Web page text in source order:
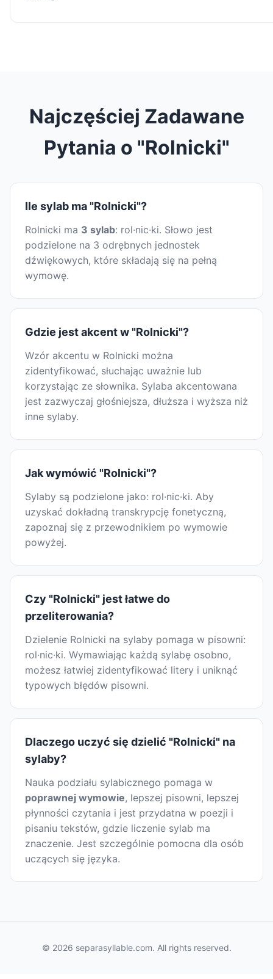
Najczęściej Zadawane
Pytania o "Rolnicki"
Ile sylab ma "Rolnicki"?
Rolnicki ma 3 sylab: rol·nic·ki. Słowo jest
podzielone na 3 odrębnych jednostek
dźwiękowych, które składają się na pełną
wymowę.
Gdzie jest akcent w "Rolnicki"?
Wzór akcentu w Rolnicki można
zidentyfikować, słuchając uważnie lub
korzystając ze słownika. Sylaba akcentowana
jest zazwyczaj głośniejsza, dłuższa i wyższa niż
inne sylaby.
Jak wymówić "Rolnicki"?
Sylaby są podzielone jako: rol·nic·ki. Aby
uzyskać dokładną transkrypcję fonetyczną,
zapoznaj się z przewodnikiem po wymowie
powyżej.
Czy "Rolnicki" jest łatwe do
przeliterowania?
Dzielenie Rolnicki na sylaby pomaga w pisowni:
rol·nic·ki. Wymawiając każdą sylabę osobno,
możesz łatwiej zidentyfikować litery i uniknąć
typowych błędów pisowni.
Dlaczego uczyć się dzielić "Rolnicki" na
sylaby?
Nauka podziału sylabicznego pomaga w
poprawnej wymowie, lepszej pisowni, lepszej
płynności czytania i jest przydatna w poezji i
pisaniu tekstów, gdzie liczenie sylab ma
znaczenie. Jest szczególnie pomocna dla osób
uczących się języka.
© 2026 separasyllable.com. All rights reserved.